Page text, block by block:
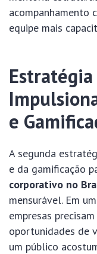
acompanhamento
equipe mais
e
A segunda
e da gamificação
corporativo no
mensurável. Em
empresas
oportunidades de
um público